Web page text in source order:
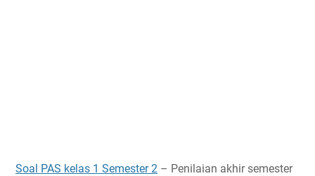
Soal PAS kelas 1 Semester 2 – Penilaian akhir semester